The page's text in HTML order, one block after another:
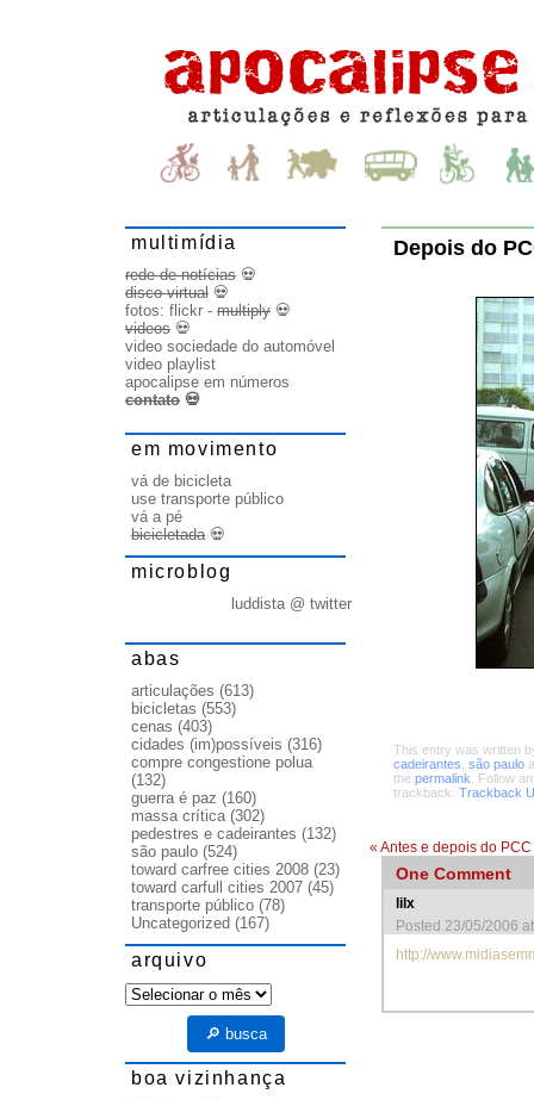
Depois do
This entry was written
cadeirantes são paulo
the permalink . Follow
trackback: Trackback
« Antes e depois do PCC
One Comment
lilx
Posted 23/05/2006
http://
multimídia
rede de notícias 💀
disco virtual 💀
fotos: flickr - multiply 💀
videos 💀
video sociedade do automóvel
video playlist
apocalipse em números
contato 💀
em movimento
vá de bicicleta
use transporte público
vá a pé
bicicletada💀
microblog
luddista @ twitter
abas
articulações (613)
bicicletas (553)
cenas (403)
cidades (im)possíveis (316)
compre congestione polua
(132)
guerra é paz (160)
massa crítica(302)
pedestres e cadeirantes (132)
são paulo (524)
toward carfree cities 2008 (23)
toward carfull cities 2007 (45)
transporte público (78)
Uncategorized (167)
arquivo
arquivo
🔎 busca
boa vizinhança